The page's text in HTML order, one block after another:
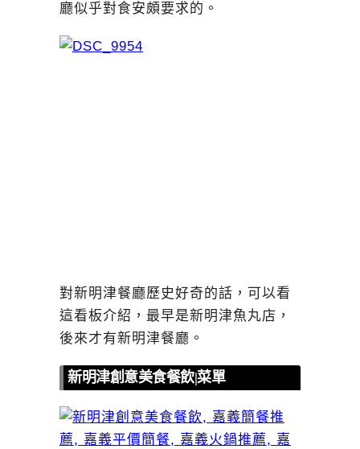
廳似乎對食安頗要求的。
對新明津餐廳歷史好奇的話，可以看
這看板介紹，最早是新明津魚丸店，
後來才有新明津餐廳。
新明津創意美食餐飲|菜單